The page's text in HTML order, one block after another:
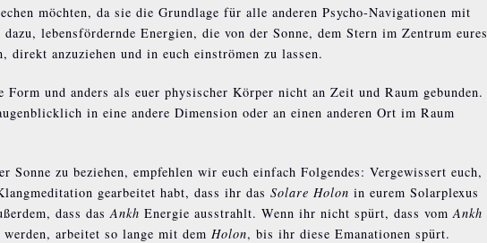
möchten, da sie die Grundlage für alle anderen Psycho-Navigationen mit
lebensfördernde Energien, die von der Sonne, dem Stern im Zentrum eures
direkt anzuziehen und in euch einströmen zu lassen.
Form und anders als euer physischer Körper nicht an Zeit und Raum gebunden.
in eine andere Dimension oder an einen anderen Ort im Raum
Sonne zu beziehen, empfehlen wir euch einfach Folgendes: Vergewissert euch,
gearbeitet habt, dass ihr das Solare Holon in eurem Solarplexus
dass dasAnkh Energie ausstrahlt. Wenn ihr nicht spürt, dass vomAnkh
arbeitet so lange mit dem Holon, bis ihr diese Emanationen spürt.